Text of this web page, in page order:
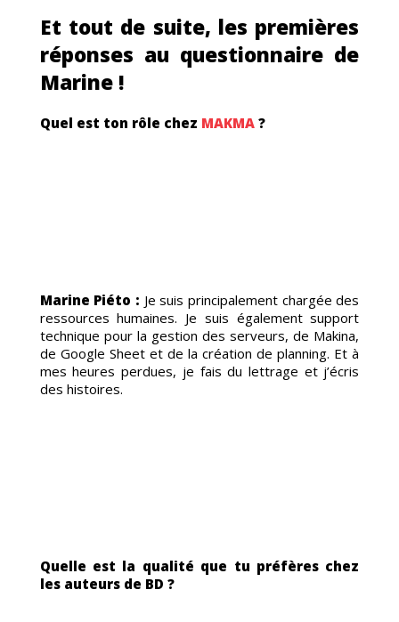
Et tout de suite, les premières
réponses au questionnaire de
Marine !
Quel est ton rôle chez MAKMA?
Marine Piéto : Je suis principalement chargée des
ressources humaines. Je suis également support
technique pour la gestion des serveurs, de Makina,
de Google Sheet et de la création de planning. Et à
mes heures perdues, je fais du lettrage et j’écris
des histoires.
Quelle est la qualité que tu préfères chez
les auteurs de BD ?